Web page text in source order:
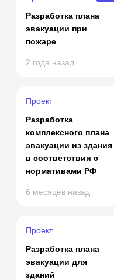
Разработка плана
эвакуации при
пожаре
2 года назад
Проект
Разработка
комплексного плана
эвакуации из здания
в соответствии с
нормативами РФ
6 месяцев назад
Проект
Разработка плана
эвакуации для
зданий